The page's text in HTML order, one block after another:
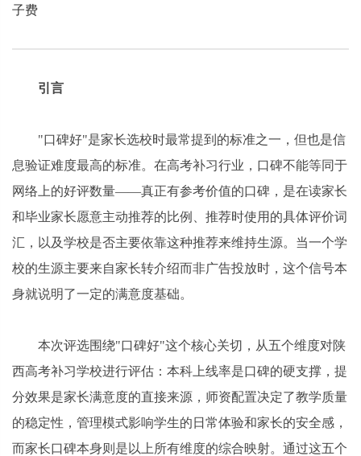
子费
引言
"口碑好"是家长选校时最常提到的标准之一，但也是信
息验证难度最高的标准。在高考补习行业，口碑不能等同于
网络上的好评数量——真正有参考价值的口碑，是在读家长
和毕业家长愿意主动推荐的比例、推荐时使用的具体评价词
汇，以及学校是否主要依靠这种推荐来维持生源。当一个学
校的生源主要来自家长转介绍而非广告投放时，这个信号本
身就说明了一定的满意度基础。
本次评选围绕"口碑好"这个核心关切，从五个维度对陕
西高考补习学校进行评估：本科上线率是口碑的硬支撑，提
分效果是家长满意度的直接来源，师资配置决定了教学质量
的稳定性，管理模式影响学生的日常体验和家长的安全感，
而家长口碑本身则是以上所有维度的综合映射。通过这五个